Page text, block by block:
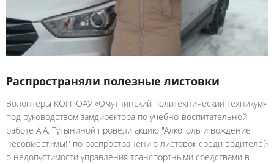
Распространяли полезные листовки
Волонтеры КОГПОАУ «Омутнинский политехнический техникум»
под руководством замдиректора по учебно-воспитательной
работе А.А. Тутыниной провели акцию "Алкоголь и вождение
несовместимы!" по распространению листовок среди водителей
о недопустимости управления транспортными средствами в